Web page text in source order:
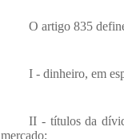
O artigo 835
I - dinheiro, em
II - títulos da
mercado;